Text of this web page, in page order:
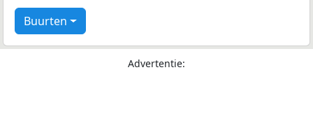
Buurten
Advertentie: